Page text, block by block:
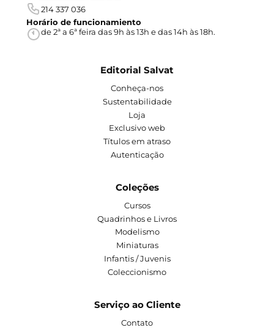
214 337 036
Horário de funcionamiento
de 2ª a 6ª feira das 9h às 13h e das 14h às 18h.
Editorial Salvat
Conheça-nos
Sustentabilidade
Loja
Exclusivo web
Títulos em atraso
Autenticação
Coleções
Cursos
Quadrinhos e Livros
Modelismo
Miniaturas
Infantis / Juvenis
Coleccionismo
Serviço ao Cliente
Contato